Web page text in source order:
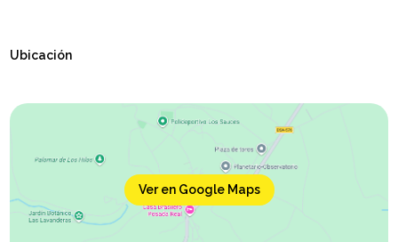
Ubicación
Ver en Google Maps